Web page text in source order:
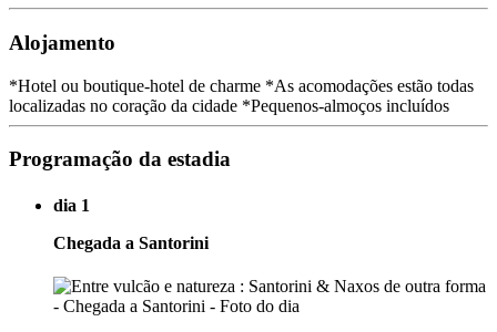
Alojamento
*Hotel ou boutique-hotel de charme *As acomodações estão todas
localizadas no coração da cidade *Pequenos-almoços incluídos
Programação da estadia
dia 1
Chegada a Santorini